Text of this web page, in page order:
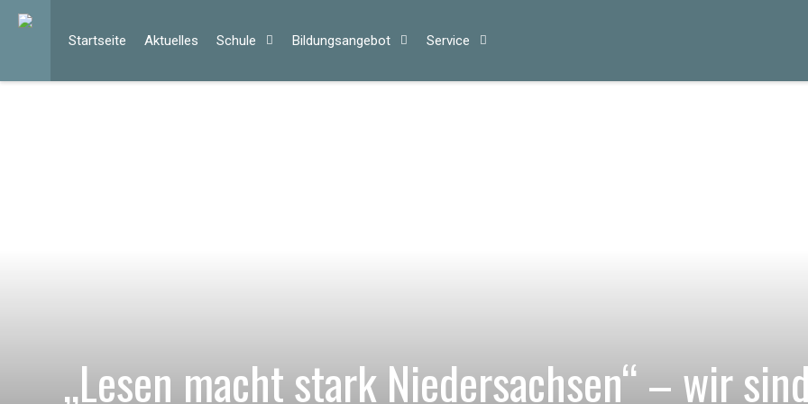
Start­sei­te Ak­tu­el­les Schu­le Bil­dungs­an­ge­bot Ser­vice
„Lesen macht stark Niedersachsen“ – wir